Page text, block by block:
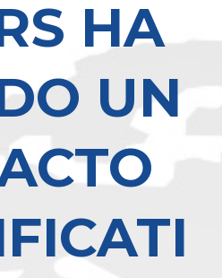
HA
UN